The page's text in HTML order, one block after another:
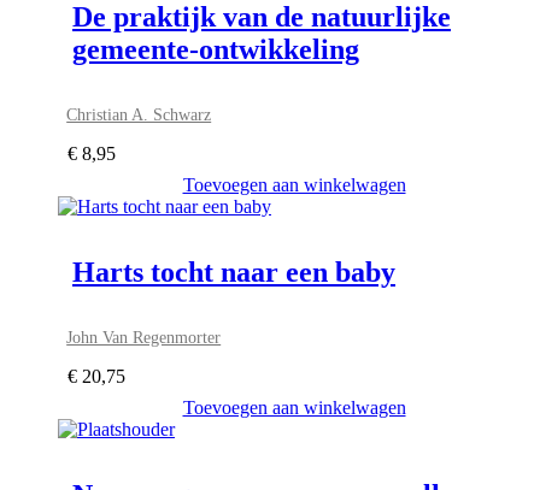
De praktijk van de natuurlijke
gemeente-ontwikkeling
Christian A. Schwarz
€ 8,95
Toevoegen aan winkelwagen
Harts tocht naar een baby
John Van Regenmorter
€ 20,75
Toevoegen aan winkelwagen